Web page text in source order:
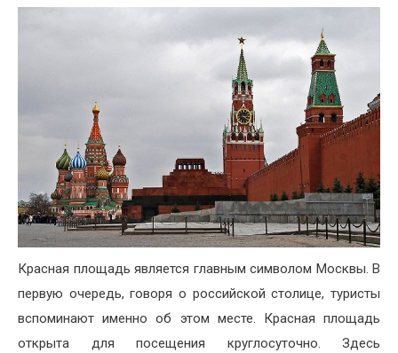
Красная площадь является главным символом Москвы. В
первую очередь, говоря о российской столице, туристы
вспоминают именно об этом месте. Красная площадь
открыта для посещения круглосуточно. Здесь